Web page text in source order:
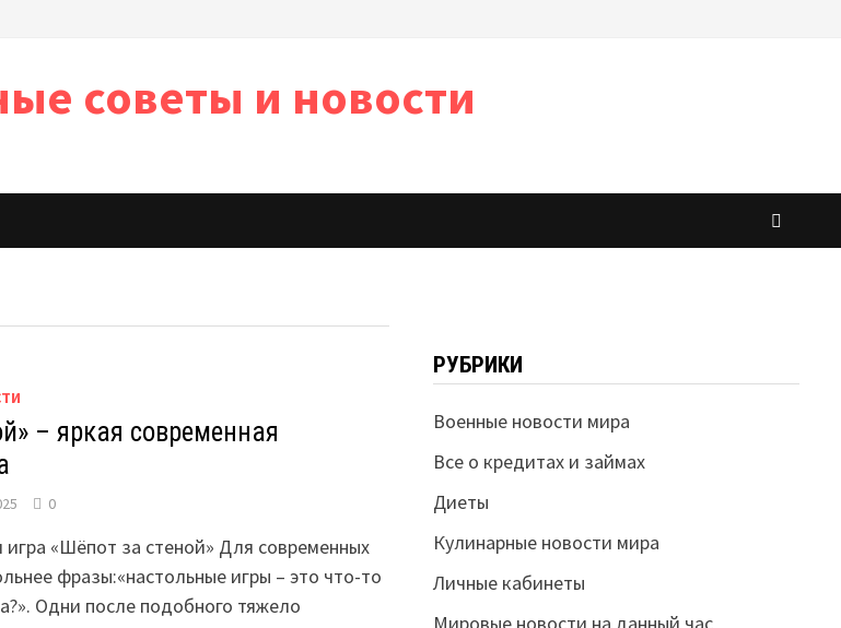
советы и новости
– яркая современная
0
«Шёпот за стеной» Для современных
фразы:«настольные игры – это что-то
Одни после подобного тяжело
РУБРИКИ
Военные новости мира
Все о кредитах и займах
Диеты
Кулинарные новости мира
Личные кабинеты